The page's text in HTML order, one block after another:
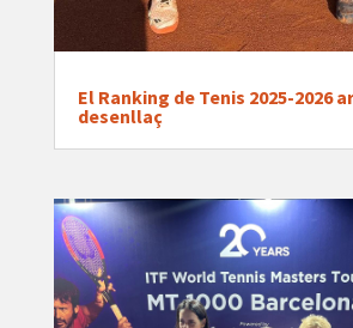
El Ranking de Tenis 2025-2026
desenllaç